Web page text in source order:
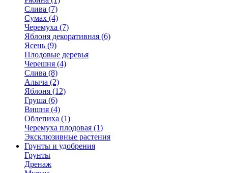
Слива (7)
Сумах (4)
Черемуха (7)
Яблоня декоративная (6)
Ясень (9)
Плодовые деревья
Черешня (4)
Слива (8)
Алыча (2)
Яблоня (12)
Груша (6)
Вишня (4)
Облепиха (1)
Черемуха плодовая (1)
Эксклюзивные растения
Грунты и удобрения
Грунты
Дренаж